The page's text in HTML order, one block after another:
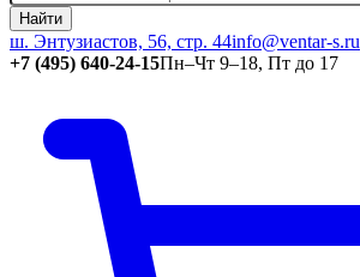
Найти
ш. Энтузиастов, 56, стр. 44info@ventar-s.ru
+7 (495) 640-24-15Пн–Чт 9–18, Пт до 17